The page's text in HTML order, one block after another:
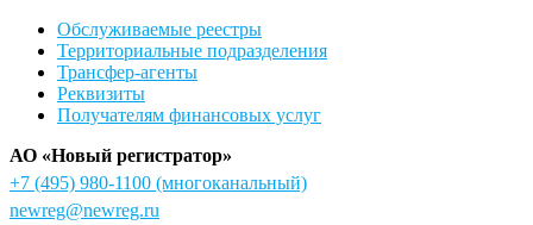
Обслуживаемые реестры
Территориальные подразделения
Трансфер-агенты
Реквизиты
Получателям финансовых услуг
АО «Новый регистратор»
+7 (495) 980-1100 (многоканальный)
newreg@newreg.ru